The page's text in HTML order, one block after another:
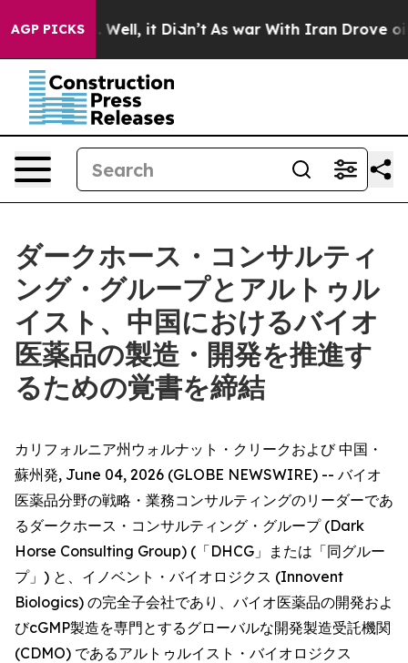
AGP PICKS
40%. Well, it Didn’t As war With Iran Drove oil
ダークホース・コンサルティ
ング・グループとアルトゥル
イスト、中国におけるバイオ
医薬品の製造・開発を推進す
るための覚書を締結
カリフォルニア州ウォルナット・クリークおよび 中国・
蘇州発, June 04, 2026 (GLOBE NEWSWIRE) -- バイオ
医薬品分野の戦略・業務コンサルティングのリーダーであ
るダークホース・コンサルティング・グループ (Dark
Horse Consulting Group) (「DHCG」または「同グルー
プ」) と、イノベント・バイオロジクス (Innovent
Biologics) の完全子会社であり、バイオ医薬品の開発およ
びcGMP製造を専門とするグローバルな開発製造受託機関
(CDMO) であるアルトゥルイスト・バイオロジクス